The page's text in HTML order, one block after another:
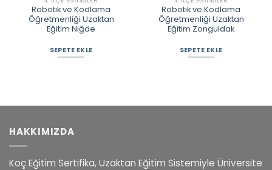
Robotik ve Kodlama
Öğretmenliği Uzaktan
Eğitim Niğde
SEPETE EKLE
Robotik ve Kodlama
Öğretmenliği Uzaktan
Eğitim Zonguldak
SEPETE EKLE
HAKKIMIZDA
Koç Eğitim Sertifika, Uzaktan Eğitim Sistemiyle Üniversite